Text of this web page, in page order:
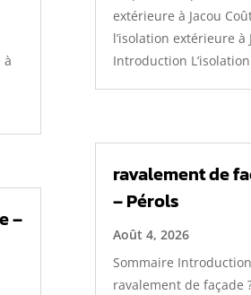
à
–
extérieure à Jacou
l’isolation extérieure à
Introduction
ravalement de
– Pérols
Août 4, 2026
Sommaire
ravalement de façade